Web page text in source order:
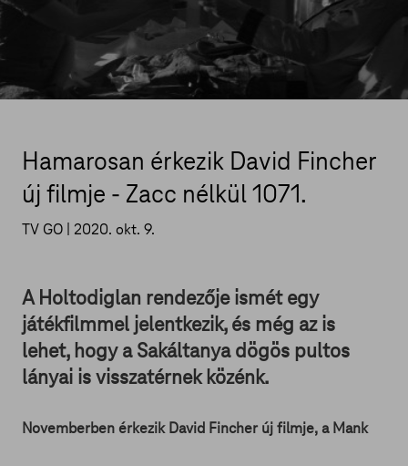
Hamarosan érkezik David Fincher
új filmje - Zacc nélkül 1071.
TV GO | 2020. okt. 9.
A Holtodiglan rendezője ismét egy
játékfilmmel jelentkezik, és még az is
lehet, hogy a Sakáltanya dögös pultos
lányai is visszatérnek közénk.
Novemberben érkezik David Fincher új filmje, a Mank